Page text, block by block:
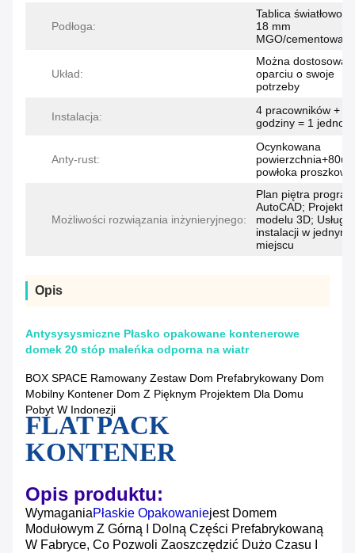
Podłoga:
Tablica
18 mm
MGO/cementowa
Układ:
Można dostosować
oparciu o swoje
potrzeby
Instalacja:
4 pracowników + 2
godziny = 1
Anty-rust:
Ocynkowana
powłoka proszkowa
Możliwości rozwiązania inżynieryjnego:
Plan piętra
AutoCAD; Projekt
modelu 3D; Usługa
instalacji w jednym
miejscu
Opis
Antysysysmiczne Płasko opakowane kontenerowe
domek 20 stóp maleńka odporna na wiatr
BOX SPACE Ramowany Zestaw Dom Prefabrykowany Dom
Mobilny Kontener Dom Z Pięknym Projektem Dla Domu
Pobyt W Indonezji
FLAT PACK
KONTENER
Opis produktu:
WymaganiaPłaskie OpakowanieJest Domem
Modułowym Z Górną I Dolną Części Prefabrykowaną
W Fabryce, Co Pozwoli Zaoszczędzić Dużo Czasu I